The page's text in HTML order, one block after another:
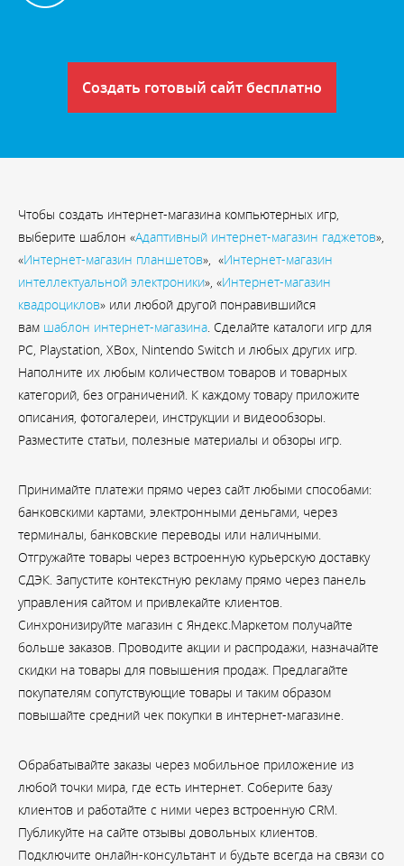
Создать готовый сайт бесплатно
Чтобы создать интернет-магазина компьютерных игр,
выберите шаблон «Адаптивный интернет-магазин гаджетов»,
«Интернет-магазин планшетов», «Интернет-магазин
интеллектуальной электроники», «Интернет-магазин
квадроциклов» или любой другой понравившийся
вам шаблон интернет-магазина. Сделайте каталоги игр для
PC, Playstation, XBox, Nintendo Switch и любых других игр.
Наполните их любым количеством товаров и товарных
категорий, без ограничений. К каждому товару приложите
описания, фотогалереи, инструкции и видеообзоры.
Разместите статьи, полезные материалы и обзоры игр.
Принимайте платежи прямо через сайт любыми способами:
банковскими картами, электронными деньгами, через
терминалы, банковские переводы или наличными.
Отгружайте товары через встроенную курьерскую доставку
СДЭК. Запустите контекстную рекламу прямо через панель
управления сайтом и привлекайте клиентов.
Синхронизируйте магазин с Яндекс.Маркетом получайте
больше заказов. Проводите акции и распродажи, назначайте
скидки на товары для повышения продаж. Предлагайте
покупателям сопутствующие товары и таким образом
повышайте средний чек покупки в интернет-магазине.
Обрабатывайте заказы через мобильное приложение из
любой точки мира, где есть интернет. Соберите базу
клиентов и работайте с ними через встроенную CRM.
Публикуйте на сайте отзывы довольных клиентов.
Подключите онлайн-консультант и будьте всегда на связи со